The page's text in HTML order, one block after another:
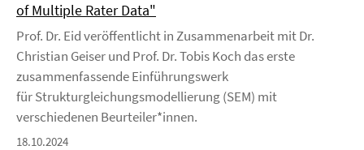
of Multiple Rater Data"
Prof. Dr. Eid veröffentlicht in Zusammenarbeit mit Dr.
Christian Geiser und Prof. Dr. Tobis Koch das erste
zusammenfassende Einführungswerk
für Strukturgleichungsmodellierung (SEM) mit
verschiedenen Beurteiler*innen.
18.10.2024